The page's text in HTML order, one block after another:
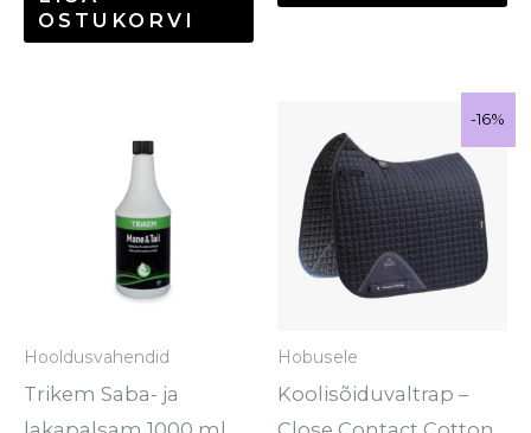
OSTUKORVI
Hooldusvahendid
Trikem Saba- ja
Sale!
-16%
-16%
Hobusele
Koolisõiduvaltrap –
hind
oli:
€54.95.
Praegune
on:
€45.95.